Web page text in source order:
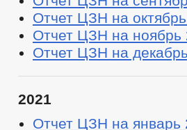
Отчет ЦЗН на октябрь
Отчет ЦЗН на ноябрь
Отчет ЦЗН на
2021
Отчет ЦЗН на январь